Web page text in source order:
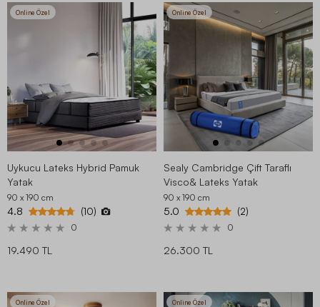
Online Özel
Uykucu Lateks Hybrid Pamuk
Yatak
90 x 190 cm
4.8 (10)
0
19.490 TL
Online Özel
Sealy Cambridge Çift Taraflı
Visco& Lateks Yatak
90 x 190 cm
5.0 (2)
0
26.300 TL
Online Özel Online Özel